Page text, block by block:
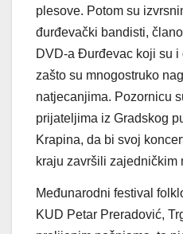
plesove. Potom su
đurđevački bandisti,
DVD-a Đurđevac koji su i
zašto su mnogostruko
natjecanjima. Pozornicu
prijateljima iz Gradskog
Krapina, da bi svoj
kraju završili zajedničkim
Međunarodni festival
KUD Petar Preradović,